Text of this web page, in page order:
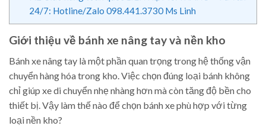
24/7: Hotline/Zalo 098.441.3730 Ms Linh
Giới thiệu về bánh xe nâng tay và nền kho
Bánh xe nâng tay là một phần quan trọng trong hệ thống vận
chuyển hàng hóa trong kho. Việc chọn đúng loại bánh không
chỉ giúp xe di chuyển nhẹ nhàng hơn mà còn tăng độ bền cho
thiết bị. Vậy làm thế nào để chọn bánh xe phù hợp với từng
loại nền kho?